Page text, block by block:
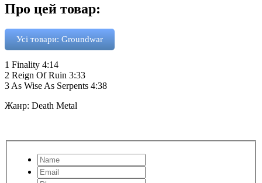
Про цей товар:
Усі товари: Groundwar
1 Finality 4:14
2 Reign Of Ruin 3:33
3 As Wise As Serpents 4:38
Жанр: Death Metal